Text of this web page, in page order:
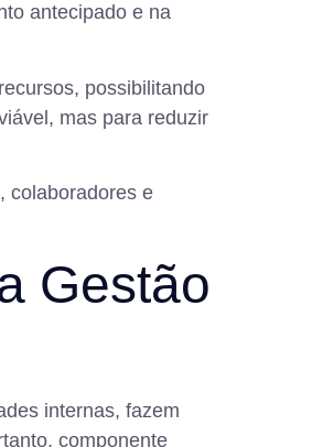
antecipado e na
possibilitando
mas para reduzir
colaboradores e
Gestão
internas, fazem
componente